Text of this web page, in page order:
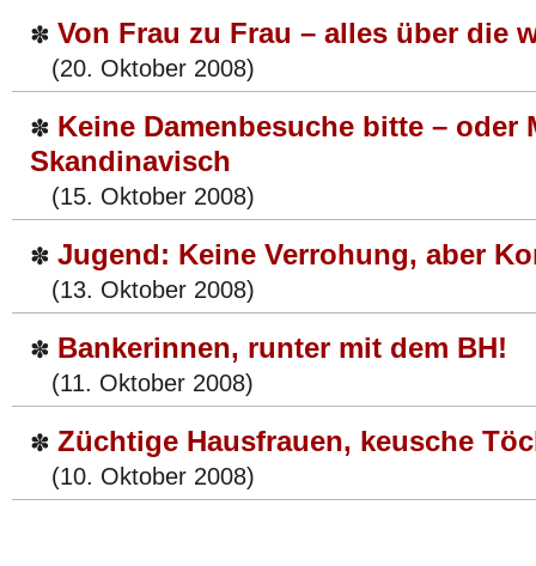
✽ Von Frau zu Frau – alles über die
(20. Oktober 2008)
✽ Keine Damenbesuche bitte – oder
Skandinavisch
(15. Oktober 2008)
✽ Jugend: Keine Verrohung, aber
(13. Oktober 2008)
✽ Bankerinnen, runter mit dem BH!
(11. Oktober 2008)
✽ Züchtige Hausfrauen, keusche
(10. Oktober 2008)